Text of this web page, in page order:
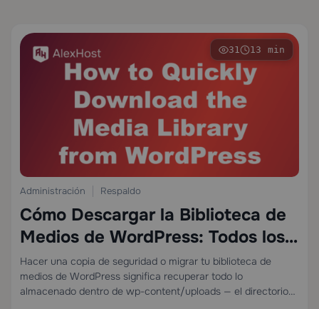
31 13 min
Administración Respaldo
Cómo Descargar la Biblioteca de
Medios de WordPress: Todos los
Métodos Explicados
Hacer una copia de seguridad o migrar tu biblioteca de
medios de WordPress significa recuperar todo lo
almacenado dentro de wp-content/uploads — el directorio